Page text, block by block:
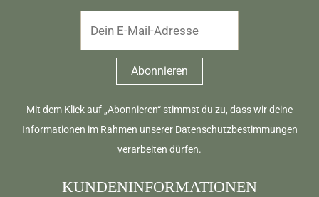
Mit dem Klick auf „Abonnieren“ stimmst du zu, dass wir deine
Informationen im Rahmen unserer Datenschutzbestimmungen
verarbeiten dürfen.
KUNDENINFORMATIONEN